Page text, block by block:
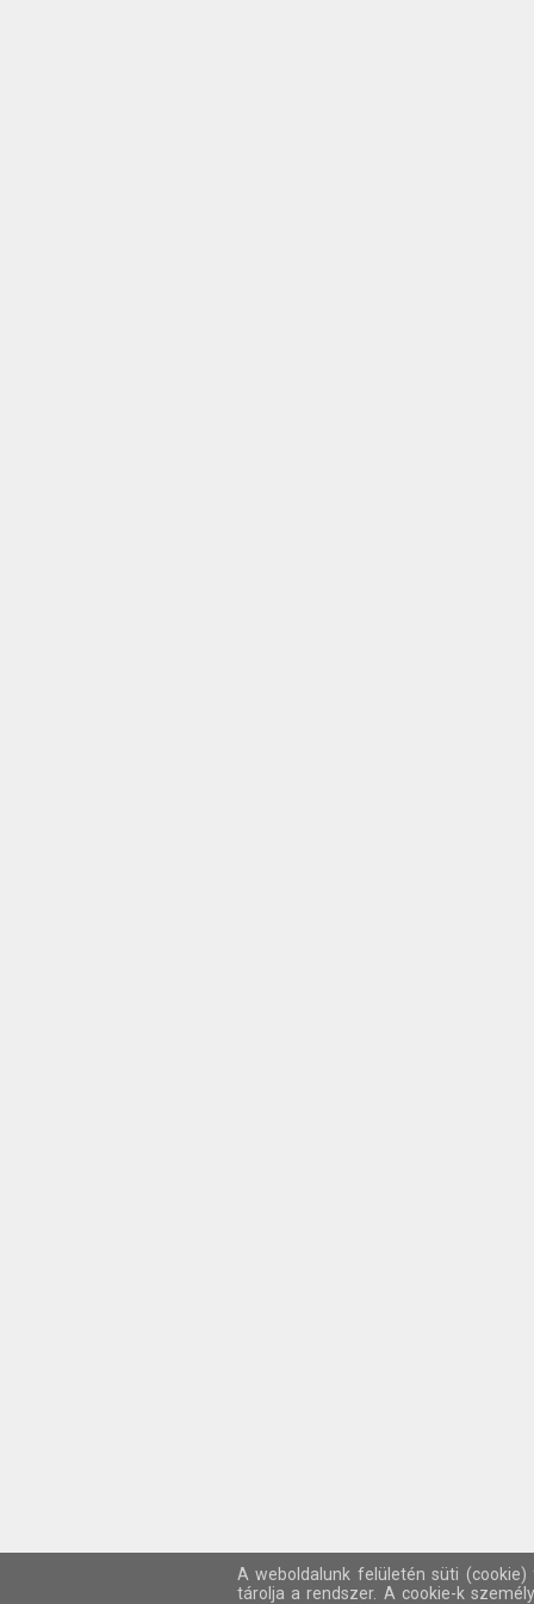
A weboldalunk felületén süti
tárolja a rendszer. A cookie-k